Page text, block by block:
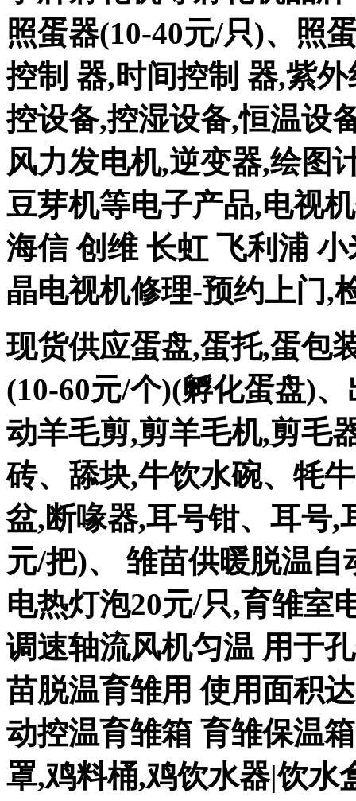
照蛋器(10-40元/只)、照
控制 器,时间控制 器,紫
控设备,控湿设备,恒温设
风力发电机,逆变器,绘图
豆芽机等电子产品,电视
海信 创维 长虹 飞利浦
晶电视机修理-预约上门,
现货供应蛋盘,蛋托,蛋包
(10-60元/个)(孵化蛋盘)
动羊毛剪,剪羊毛机,剪毛
砖、舔块,牛饮水碗、牦
盆,断喙器,耳号钳、耳号,
元/把)、 雏苗供暖脱温
电热灯泡20元/只,育雏室
调速轴流风机匀温 用于
苗脱温育雏用 使用面积
动控温育雏箱 育雏保温
罩,鸡料桶,鸡饮水器|饮水